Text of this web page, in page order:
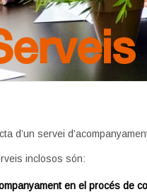
d’un servei
inclosos són:
en el procés de